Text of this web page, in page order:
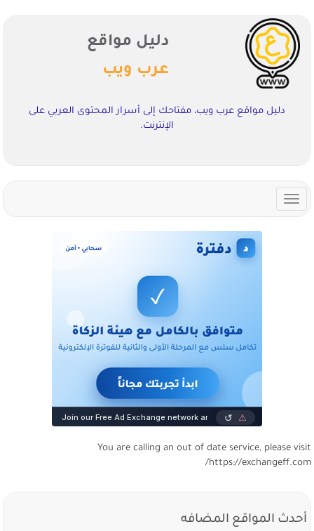
دليل مواقع
عرب ويب
دليل مواقع عرب ويب، مفتاحك إلى أسرار المحتوى العربي على
الإنترنت.
Toggle
navigation
You are calling an out of date service, please visit
https://exchangeff.com/
أحدث المواقع المضافه